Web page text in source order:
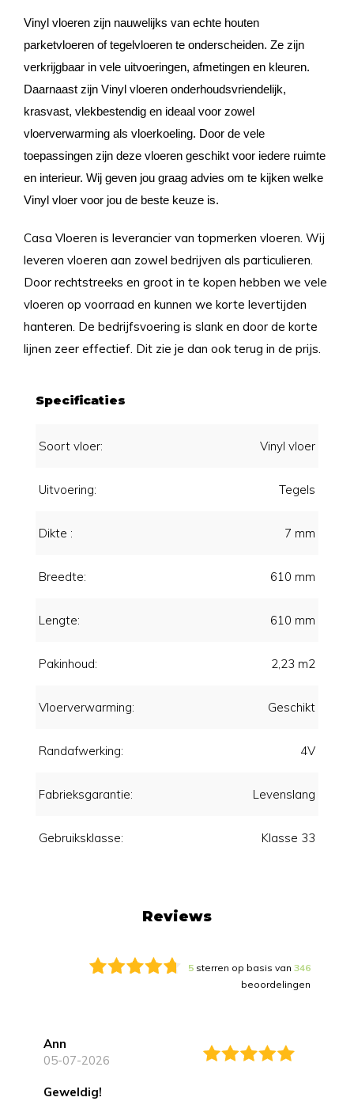
Vinyl vloeren zijn nauwelijks van echte houten
parketvloeren of tegelvloeren te onderscheiden. Ze zijn
verkrijgbaar in vele uitvoeringen, afmetingen en kleuren.
Daarnaast zijn Vinyl vloeren onderhoudsvriendelijk,
krasvast, vlekbestendig en ideaal voor zowel
vloerverwarming als vloerkoeling. Door de vele
toepassingen zijn deze vloeren geschikt voor iedere ruimte
en interieur. Wij geven jou graag advies om te kijken welke
Vinyl vloer voor jou de beste keuze is.
Casa Vloeren is leverancier van topmerken vloeren. Wij
leveren vloeren aan zowel bedrijven als particulieren.
Door rechtstreeks en groot in te kopen hebben we vele
vloeren op voorraad en kunnen we korte levertijden
hanteren. De bedrijfsvoering is slank en door de korte
lijnen zeer effectief. Dit zie je dan ook terug in de prijs.
Specificaties
Soort vloer: Vinyl vloer
Uitvoering: Tegels
Dikte : 7 mm
Breedte: 610 mm
Lengte: 610 mm
Pakinhoud: 2,23 m2
Vloerverwarming: Geschikt
Randafwerking: 4V
Fabrieksgarantie: Levenslang
Gebruiksklasse: Klasse 33
Reviews
5 sterren op basis van 346
beoordelingen
Ann
05-07-2026
Geweldig!